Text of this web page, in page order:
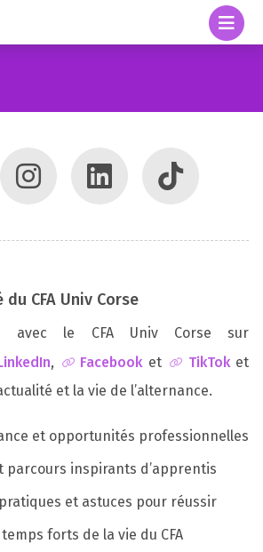
CFA Univ Corse
avec le CFA Univ Corse sur
, Facebooket TikToket
et la vie de l’alternance.
et opportunités professionnelles
parcours inspirants d’apprentis
et astuces pour réussir
forts de la vie du CFA